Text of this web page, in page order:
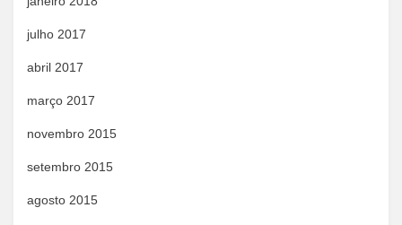
julho 2017
abril 2017
março 2017
novembro 2015
setembro 2015
agosto 2015